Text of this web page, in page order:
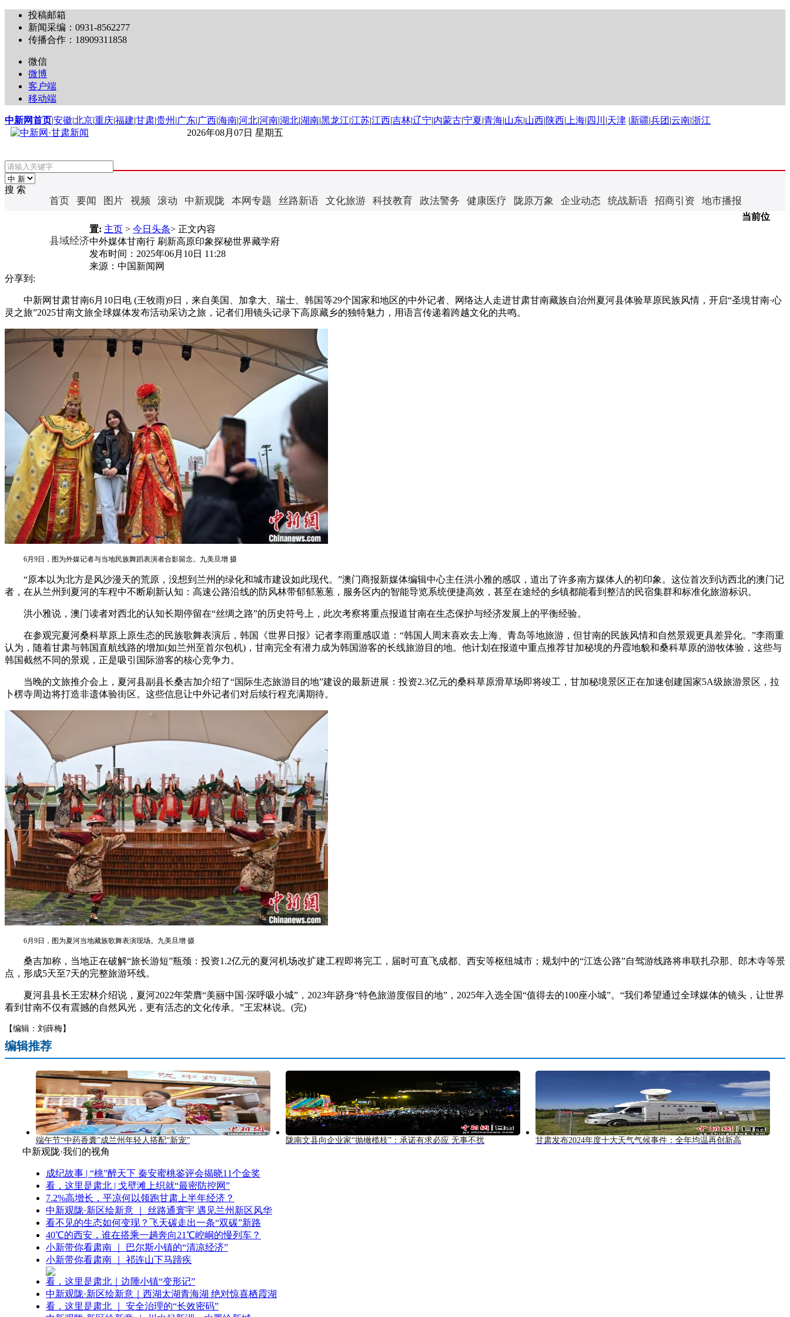
投稿邮箱
新闻采编：0931-8562277
传播合作：18909311858
微信
微博
客户端
移动端
中新网首页|安徽|北京|重庆|福建|甘肃|贵州 |广东|广西|海南|河北|河南|湖北|湖南|黑龙江|江苏|江西|吉林|辽宁|内蒙古|宁夏|青海|山东|山西|陕西| 上海| 四川 |天津 |新疆|兵团 |云南|浙江
2026年08月07日 星期五
搜 索
首页 要闻 图片 视频 滚动 中新观陇 本网专题 丝路新语 文化旅游 科技教育 政法警务 健康医疗 陇原万象 企业动态 统战新语 招商引资 地市播报
县域经济
当前位
置: 主页 > 今日头条> 正文内容
中外媒体甘南行 刷新高原印象探秘世界藏学府
发布时间： 2025年06月10日 11:28
来源： 中国新闻网
分享到:
中新网甘肃甘南6月10日电 (王牧雨)9日，来自美国、加拿大、瑞士、韩国等29个国家和地区的中外记者、网络达人走进甘肃甘南藏族自治州夏河县体验草原民族风情，开启“圣境甘南·心
灵之旅”2025甘南文旅全球媒体发布活动采访之旅，记者们用镜头记录下高原藏乡的独特魅力，用语言传递着跨越文化的共鸣。
6月9日，图为外媒记者与当地民族舞蹈表演者合影留念。九美旦增 摄
“原本以为北方是风沙漫天的荒原，没想到兰州的绿化和城市建设如此现代。”澳门商报新媒体编辑中心主任洪小雅的感叹，道出了许多南方媒体人的初印象。这位首次到访西北的澳门记
者，在从兰州到夏河的车程中不断刷新认知：高速公路沿线的防风林带郁郁葱葱，服务区内的智能导览系统便捷高效，甚至在途经的乡镇都能看到整洁的民宿集群和标准化旅游标识。
洪小雅说，澳门读者对西北的认知长期停留在“丝绸之路”的历史符号上，此次考察将重点报道甘南在生态保护与经济发展上的平衡经验。
在参观完夏河桑科草原上原生态的民族歌舞表演后，韩国《世界日报》记者李雨重感叹道：“韩国人周末喜欢去上海、青岛等地旅游，但甘南的民族风情和自然景观更具差异化。”李雨重
认为，随着甘肃与韩国直航线路的增加(如兰州至首尔包机)，甘南完全有潜力成为韩国游客的长线旅游目的地。他计划在报道中重点推荐甘加秘境的丹霞地貌和桑科草原的游牧体验，这些与
韩国截然不同的景观，正是吸引国际游客的核心竞争力。
当晚的文旅推介会上，夏河县副县长桑吉加介绍了“国际生态旅游目的地”建设的最新进展：投资2.3亿元的桑科草原滑草场即将竣工，甘加秘境景区正在加速创建国家5A级旅游景区，拉
卜楞寺周边将打造非遗体验街区。这些信息让中外记者们对后续行程充满期待。
6月9日，图为夏河当地藏族歌舞表演现场。九美旦增 摄
桑吉加称，当地正在破解“旅长游短”瓶颈：投资1.2亿元的夏河机场改扩建工程即将完工，届时可直飞成都、西安等枢纽城市；规划中的“江迭公路”自驾游线路将串联扎尕那、郎木寺等景
点，形成5天至7天的完整旅游环线。
夏河县县长王宏林介绍说，夏河2022年荣膺“美丽中国·深呼吸小城”，2023年跻身“特色旅游度假目的地”，2025年入选全国“值得去的100座小城”。“我们希望通过全球媒体的镜头，让世界
看到甘南不仅有震撼的自然风光，更有活态的文化传承。”王宏林说。(完)
【编辑：刘薛梅】
编辑推荐
端午节“中药香囊”成兰州年轻人搭配“新宠” 陇南文县向企业家“抛橄榄枝”：承诺有求必应 无事不扰 甘肃发布2024年度十大天气气候事件：全年均温再创新高
中新观陇·我们的视角
成纪故事 | “桃”醉天下 秦安蜜桃鉴评会揭晓11个金奖
看，这里是肃北 | 戈壁滩上织就“最密防控网”
7.2%高增长，平凉何以领跑甘肃上半年经济？
中新观陇·新区绘新意 ｜ 丝路通寰宇 遇见兰州新区风华
看不见的生态如何变现？飞天碳走出一条“双碳”新路
40℃的西安，谁在搭乘一趟奔向21℃崆峒的慢列车？
小新带你看肃南 ｜ 巴尔斯小镇的“清凉经济”
小新带你看肃南 ｜ 祁连山下马蹄疾
看，这里是肃北｜边陲小镇“变形记”
中新观陇·新区绘新意｜西湖太湖青海湖 绝对惊喜栖霞湖
看，这里是肃北 ｜ 安全治理的“长效密码”